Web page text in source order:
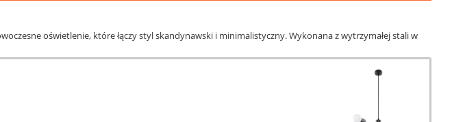
oświetlenie, które łączy styl skandynawski i minimalistyczny. Wykonana z wytrzymałej stali w